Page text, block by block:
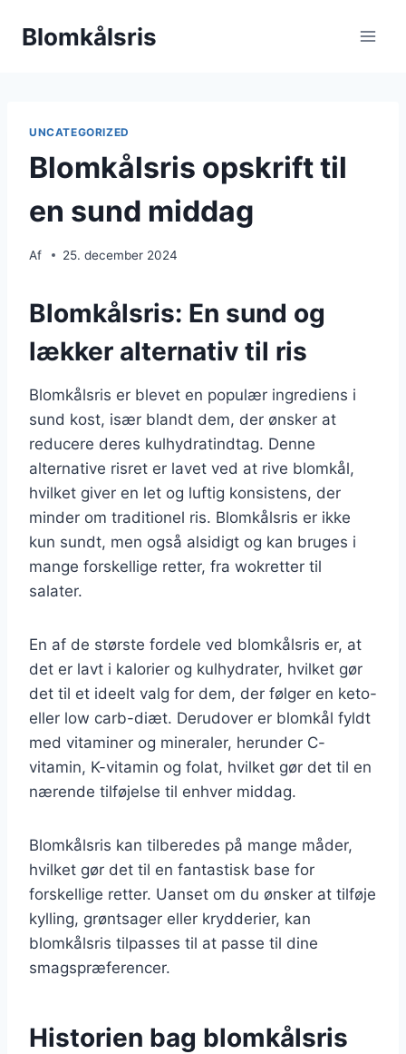
Blomkålsris
UNCATEGORIZED
Blomkålsris opskrift til
en sund middag
Af 25. december 2024
Blomkålsris: En sund og
lækker alternativ til ris
Blomkålsris er blevet en populær ingrediens i
sund kost, især blandt dem, der ønsker at
reducere deres kulhydratindtag. Denne
alternative risret er lavet ved at rive blomkål,
hvilket giver en let og luftig konsistens, der
minder om traditionel ris. Blomkålsris er ikke
kun sundt, men også alsidigt og kan bruges i
mange forskellige retter, fra wokretter til
salater.
En af de største fordele ved blomkålsris er, at
det er lavt i kalorier og kulhydrater, hvilket gør
det til et ideelt valg for dem, der følger en keto-
eller low carb-diæt. Derudover er blomkål fyldt
med vitaminer og mineraler, herunder C-
vitamin, K-vitamin og folat, hvilket gør det til en
nærende tilføjelse til enhver middag.
Blomkålsris kan tilberedes på mange måder,
hvilket gør det til en fantastisk base for
forskellige retter. Uanset om du ønsker at tilføje
kylling, grøntsager eller krydderier, kan
blomkålsris tilpasses til at passe til dine
smagspræferencer.
Historien bag blomkålsris